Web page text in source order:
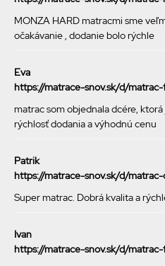
MONZA HARD matracmi sme
očakávanie , dodanie bolo rýchle
Eva
https://matrace-snov.sk/d/
matrac som objednala dcére,
rýchlosť dodania a výhodnú cenu
Patrik
https://matrace-snov.sk/d/
Super matrac. Dobrá kvalita a
Ivan
https://matrace-snov.sk/d/